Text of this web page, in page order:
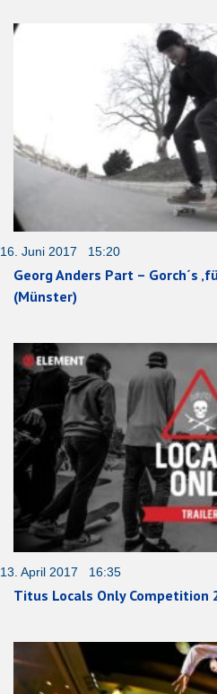
16. Juni 2017 15:20
Georg Anders Part – Gorch´s
(Münster)
13. April 2017 16:35
Titus Locals Only Competition